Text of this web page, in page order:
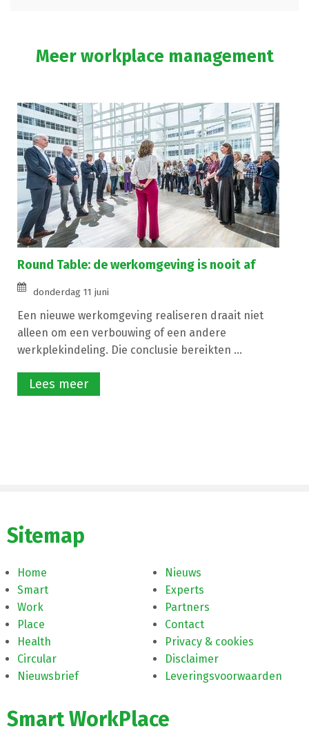
Meer workplace management
Round Table: de werkomgeving is nooit af
donderdag 11 juni
Een nieuwe werkomgeving realiseren draait niet
alleen om een verbouwing of een andere
werkplekindeling. Die conclusie bereikten ...
Lees meer
Sitemap
Home
Smart
Work
Place
Health
Circular
Nieuwsbrief
Nieuws
Experts
Partners
Contact
Privacy & cookies
Disclaimer
Leveringsvoorwaarden
Smart WorkPlace